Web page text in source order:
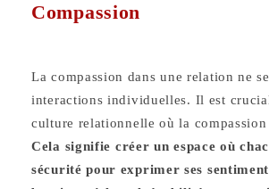
Compassion
La compassion dans une relation ne
interactions individuelles. Il est
culture relationnelle où la compassion
Cela signifie créer un espace où
sécurité pour exprimer ses